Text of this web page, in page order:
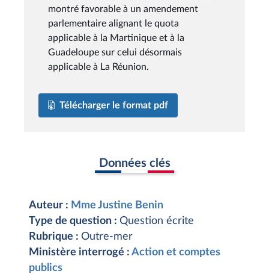
montré favorable à un amendement
parlementaire alignant le quota
applicable à la Martinique et à la
Guadeloupe sur celui désormais
applicable à La Réunion.
Télécharger le format pdf
Données clés
Auteur : Mme Justine Benin
Type de question : Question écrite
Rubrique : Outre-mer
Ministère interrogé : Action et comptes
publics